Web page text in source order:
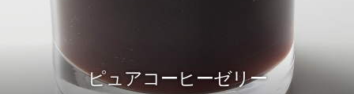
ピュアコーヒーゼリー